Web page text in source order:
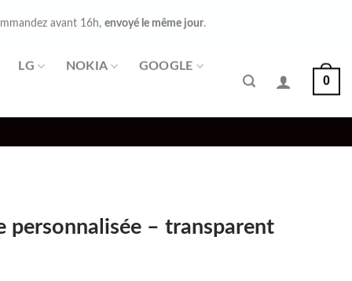
avant 16h, envoyé le même jour.
LG NOKIA GOOGLE
0
personnalisée – transparent